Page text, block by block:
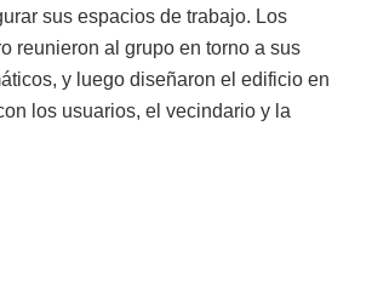
sus espacios de trabajo. Los
reunieron al grupo en torno a sus
y luego diseñaron el edificio en
los usuarios, el vecindario y la